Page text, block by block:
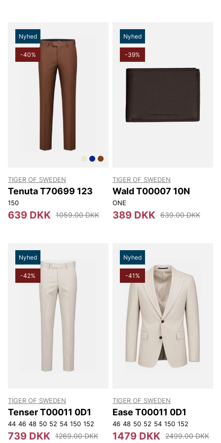
Nyhed
-40%
TIGER OF SWEDEN
Tenuta T70699 123
150
639 DKK 1059.00 DKK
Nyhed
-39%
TIGER OF SWEDEN
Wald T00007 10N
ONE
389 DKK 639.00 DKK
Nyhed
-42%
TIGER OF SWEDEN
Tenser T00011 0D1
44 46 48 50 52 54 150 152
739 DKK 1269.00 DKK
Nyhed
-41%
TIGER OF SWEDEN
Ease T00011 0D1
46 48 50 52 54 150 152
1479 DKK 2499.00 DKK